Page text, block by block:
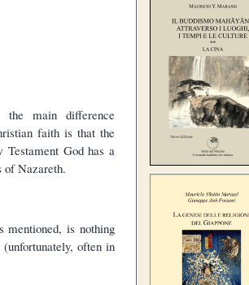
the main difference
faith is that the
God has a
of Nazareth.
is nothing
(unfortunately, often in